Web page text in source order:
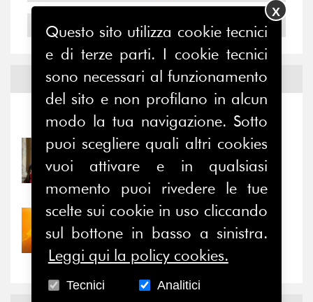
2004
Notizie edEventi
Notizie-Eventi
31/07/2026
Prima della pausa estiva,
il valore di...
Nove anni dopo la
“grande cecità”: la...
Questo sito utilizza cookie tecnici
e di terze parti. I cookie tecnici
sono necessari al funzionamento
del sito e non profilano in alcun
modo la tua navigazione. Sotto
puoi scegliere quali altri cookies
vuoi attivare e in qualsiasi
momento puoi rivedere le tue
scelte sui cookie in uso cliccando
sul bottone in basso a sinistra.
Leggi qui la policy cookies.
Tecnici Analitici
X